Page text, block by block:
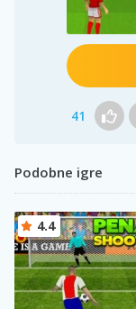
41
Podobne igre
4.4